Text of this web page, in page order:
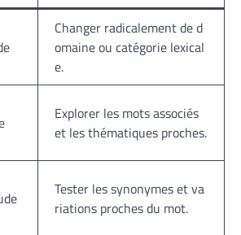
Changer radicalement de d
omaine ou catégorie lexical
e.
Explorer les mots associés
et les thématiques proches.
Tester les synonymes et va
riations proches du mot.